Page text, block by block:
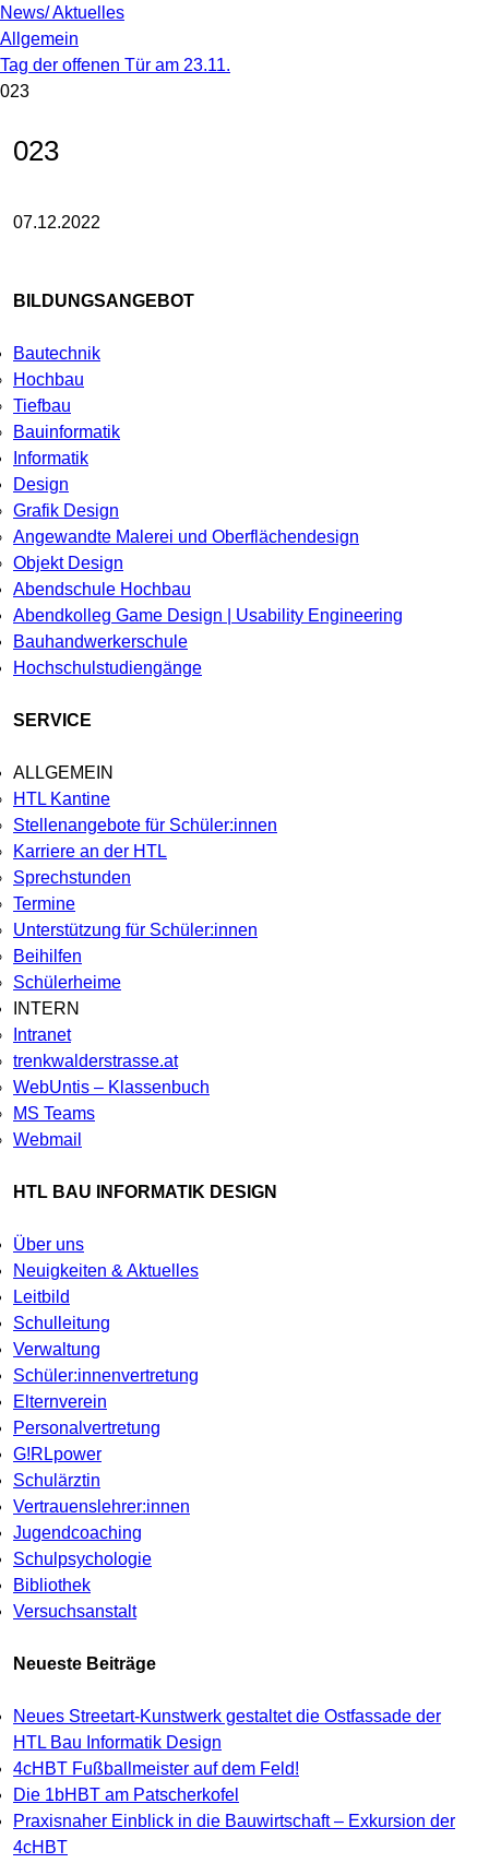
News/ Aktuelles
Allgemein
Tag der offenen Tür am 23.11.
023
023
07.12.2022
BILDUNGSANGEBOT
Bautechnik
Hochbau
Tiefbau
Bauinformatik
Informatik
Design
Grafik Design
Angewandte Malerei und Oberflächendesign
Objekt Design
Abendschule Hochbau
Abendkolleg Game Design | Usability Engineering
Bauhandwerkerschule
Hochschulstudiengänge
SERVICE
ALLGEMEIN
HTL Kantine
Stellenangebote für Schüler:innen
Karriere an der HTL
Sprechstunden
Termine
Unterstützung für Schüler:innen
Beihilfen
Schülerheime
INTERN
Intranet
trenkwalderstrasse.at
WebUntis – Klassenbuch
MS Teams
Webmail
HTL BAU INFORMATIK DESIGN
Über uns
Neuigkeiten & Aktuelles
Leitbild
Schulleitung
Verwaltung
Schüler:innenvertretung
Elternverein
Personalvertretung
G!RLpower
Schulärztin
Vertrauenslehrer:innen
Jugendcoaching
Schulpsychologie
Bibliothek
Versuchsanstalt
Neueste Beiträge
Neues Streetart-Kunstwerk gestaltet die Ostfassade der
HTL Bau Informatik Design
4cHBT Fußballmeister auf dem Feld!
Die 1bHBT am Patscherkofel
Praxisnaher Einblick in die Bauwirtschaft – Exkursion der
4cHBT